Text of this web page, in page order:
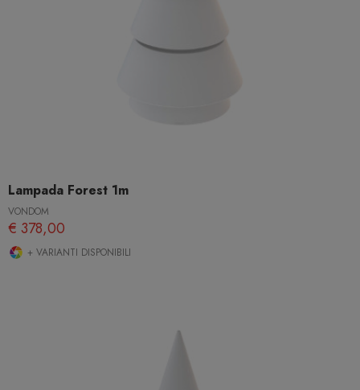
Lampada Forest 1m
VONDOM
€ 378,00
+ VARIANTI DISPONIBILI